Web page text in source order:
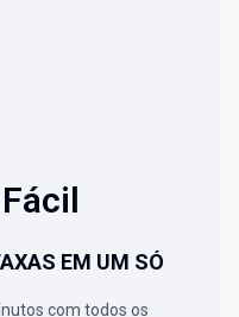
EM UM SÓ
com todos os